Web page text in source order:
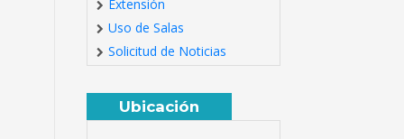
Extensión
Uso de Salas
Solicitud de Noticias
Ubicación